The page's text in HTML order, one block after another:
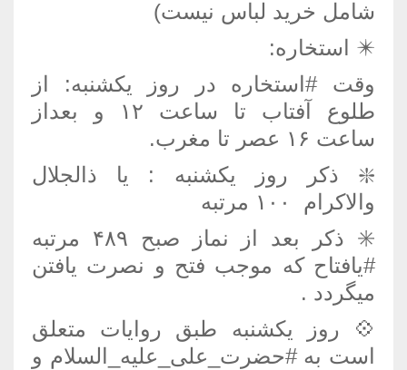
شامل خرید لباس نیست)
✴️️ استخاره:
وقت #استخاره در روز یکشنبه: از
طلوع آفتاب تا ساعت ۱۲ و بعداز
ساعت ۱۶ عصر تا مغرب.
❇️️ ذکر روز یکشنبه : یا ذالجلال
والاکرام ۱۰۰ مرتبه
✳️️ ذکر بعد از نماز صبح ۴۸۹ مرتبه
#یافتاح که موجب فتح و نصرت یافتن
میگردد .
💠 ️روز یکشنبه طبق روایات متعلق
است به #حضرت_علی_علیه_السلام و